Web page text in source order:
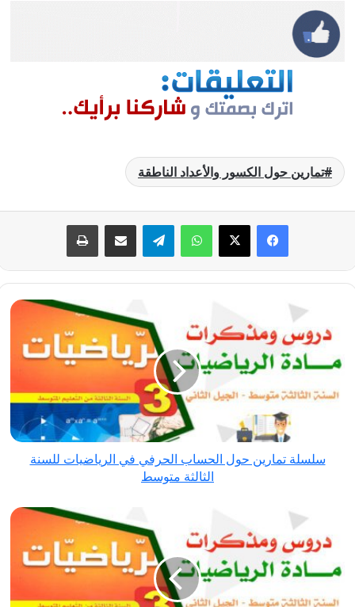
تمارين حول الكسور والأعداد الناطقة
فيسبوك
‫X واتسابتيلقراممشاركة عبر البريد طباعة
تمارين
حول
الحساب
في
الثالثةسلسلة تمارين حول الحساب الحرفي في الرياضيات للسنة
الثالثة متوسط
تمارين
حول
العمليات